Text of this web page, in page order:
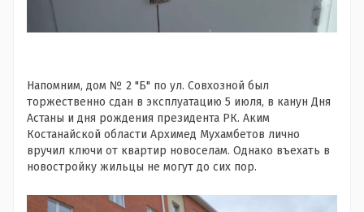
Напомним, дом № 2 "Б" по ул. Совхозной был
торжественно сдан в эксплуатацию 5 июля, в канун Дня
Астаны и дня рождения президента РК. Аким
Костанайской области Архимед Мухамбетов лично
вручил ключи от квартир новоселам. Однако въехать в
новостройку жильцы не могут до сих пор.